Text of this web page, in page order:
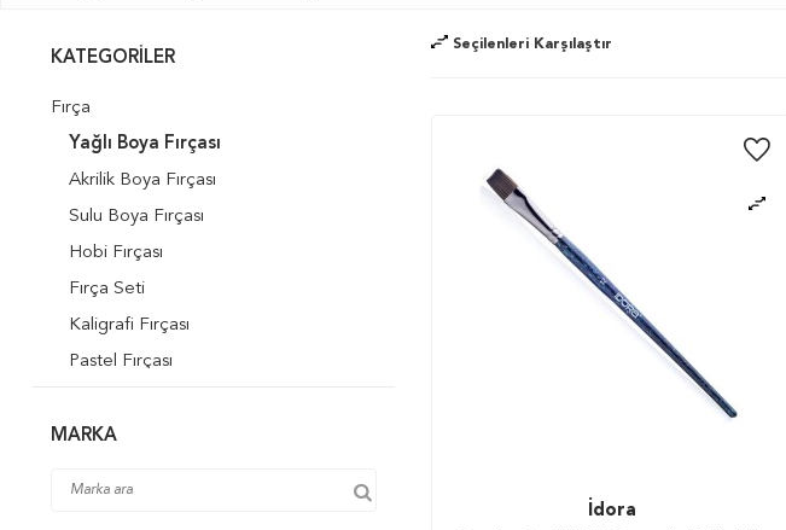
KATEGORILER
Fırça
Yağlı Boya Fırçası
Akrilik Boya Fırçası
Sulu Boya Fırçası
Hobi Fırçası
Fırça Seti
Kaligrafi Fırçası
Pastel Fırçası
Ponpon Fırça
MARKA
Seçilenleri Karşılaştır
İdora